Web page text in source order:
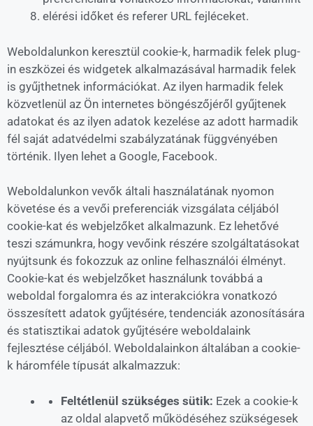
elérési időket és referer URL fejléceket.
Weboldalunkon keresztül cookie-k, harmadik felek plug-
in eszközei és widgetek alkalmazásával harmadik felek
is gyűjthetnek információkat. Az ilyen harmadik felek
közvetlenül az Ön internetes böngészőjéről gyűjtenek
adatokat és az ilyen adatok kezelése az adott harmadik
fél saját adatvédelmi szabályzatának függvényében
történik. Ilyen lehet a Google, Facebook.
Weboldalunkon vevők általi használatának nyomon
követése és a vevői preferenciák vizsgálata céljából
cookie-kat és webjelzőket alkalmazunk. Ez lehetővé
teszi számunkra, hogy vevőink részére szolgáltatásokat
nyújtsunk és fokozzuk az online felhasználói élményt.
Cookie-kat és webjelzőket használunk továbbá a
weboldal forgalomra és az interakciókra vonatkozó
összesített adatok gyűjtésére, tendenciák azonosítására
és statisztikai adatok gyűjtésére weboldalaink
fejlesztése céljából. Weboldalainkon általában a cookie-
k háromféle típusát alkalmazzuk:
Feltétlenül szükséges sütik: Ezek a cookie-k
az oldal alapvető működéséhez szükségesek